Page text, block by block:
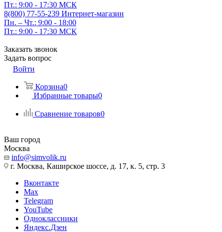
Пт.: 9:00 - 17:30 МСК
8(800) 77-55-239 Интернет-магазин
Пн. – Чт.: 9:00 - 18:00
Пт.: 9:00 - 17:30 МСК
Заказать звонок
Задать вопрос
Войти
Корзина0
Избранные товары0
Сравнение товаров0
Ваш город
Москва
info@simvolik.ru
г. Москва, Каширское шоссе, д. 17, к. 5, стр. 3
Вконтакте
Max
Telegram
YouTube
Одноклассники
Яндекс.Дзен